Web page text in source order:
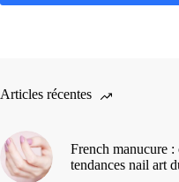
Articles récentes
French manucure
tendances nail art